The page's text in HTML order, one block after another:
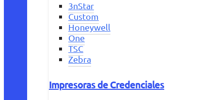
3nStar
Custom
Honeywell
One
TSC
Zebra
Impresoras de Credenciales